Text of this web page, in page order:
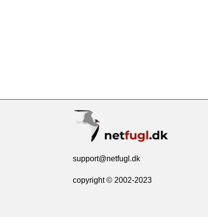
support@netfugl.dk
copyright © 2002-2023